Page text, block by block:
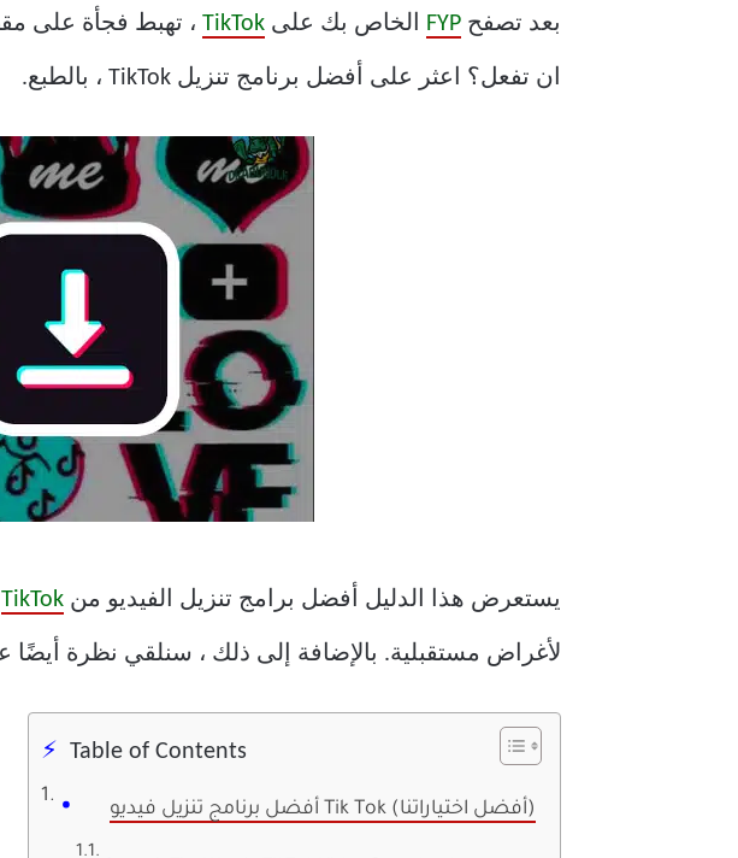
بعد تصفح FYP الخاص بك على TikTok ، تهبط فجأة على
ان تفعل؟ اعثر على أفضل برنامج تنزيل TikTok ، بالطبع.
يستعرض هذا الدليل أفضل برامج تنزيل الفيديو من TikTok
لأغراض مستقبلية. بالإضافة إلى ذلك ، سنلقي نظرة أيضًا
Table of Contents
أفضل برنامج تنزيل فيديو Tik Tok (أفضل اختياراتنا)